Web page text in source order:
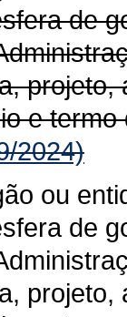
de
e
2024)
ou
de